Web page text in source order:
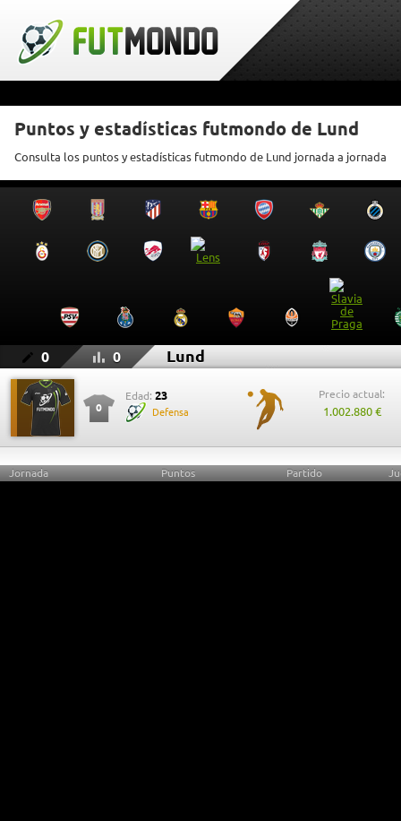
Puntos y estadísticas futmondo de Lund
Consulta los puntos y estadísticas futmondo de Lund jornada a jornada
0 0 Lund
0
Edad: 23
Defensa
Precio actual:
1.002.880 €
Jornada Puntos Partido